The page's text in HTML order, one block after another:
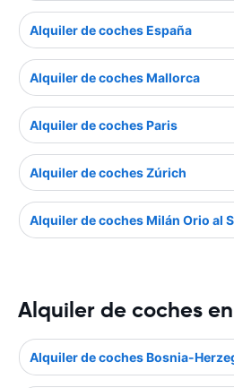
Alquiler de coches España
Alquiler de coches Mallorca
Alquiler de coches Paris
Alquiler de coches Zúrich
Alquiler de coches Milán Orio al
Alquiler de coches
Alquiler de coches Bosnia-